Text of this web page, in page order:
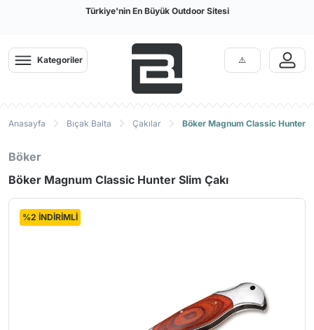
Türkiye'nin En Büyük Outdoor Sitesi
Kategoriler
Anasayfa Bıçak Balta Çakılar Böker Magnum Classic Hunter
Böker
Böker Magnum Classic Hunter Slim Çakı
%2 İNDİRİMLİ